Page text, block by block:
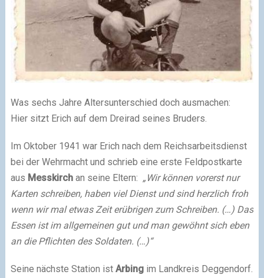
Was sechs Jahre Altersunterschied doch ausmachen:
Hier sitzt Erich auf dem Dreirad seines Bruders.
Im Oktober 1941 war Erich nach dem Reichsarbeitsdienst
bei der Wehrmacht und schrieb eine erste Feldpostkarte
aus Messkirchan seine Eltern: „Wir können vorerst nur
Karten schreiben, haben viel Dienst und sind herzlich froh
wenn wir mal etwas Zeit erübrigen zum Schreiben. (…) Das
Essen ist im allgemeinen gut und man gewöhnt sich eben
an die Pflichten des Soldaten. (…)“
Seine nächste Station ist Arbingim Landkreis Deggendorf.